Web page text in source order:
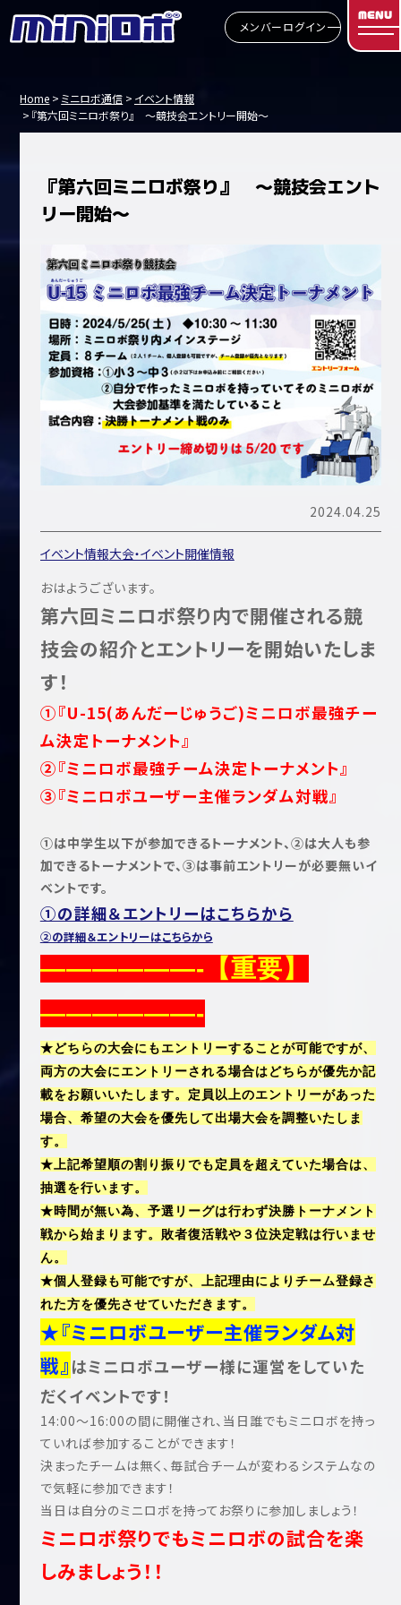
メンバーログイン
MENU
Home ミニロボ通信
イベント情報
『第六回ミニロボ祭り』 ～競技会エントリー開始～
『第六回ミニロボ祭り』 ～競技会エント
リー開始～
2024.04.25
イベント情報大会・イベント開催情報
おはようございます。
第六回ミニロボ祭り内で開催される競
技会の紹介とエントリーを開始いたしま
す！
①『U-15(あんだーじゅうご)ミニロボ最強チー
ム決定トーナメント』
②『ミニロボ最強チーム決定トーナメント』
③『ミニロボユーザー主催ランダム対戦』
①は中学生以下が参加できるトーナメント、②は大人も参
加できるトーナメントで、③は事前エントリーが必要無いイ
ベントです。
①の詳細＆エントリーはこちらから
②の詳細＆エントリーはこちらから
——————-【重要】
——————-
★どちらの大会にもエントリーすることが可能ですが、
両方の大会にエントリーされる場合はどちらが優先か記
載をお願いいたします。 定員以上のエントリーがあった
場合、希望の大会を優先して出場大会を調整いたしま
す。
★上記希望順の割り振りでも定員を超えていた場合は、
抽選を行います。
★時間が無い為、予選リーグは行わず決勝トーナメント
戦から始まります。敗者復活戦や３位決定戦は行いませ
ん。
★個人登録も可能ですが、上記理由によりチーム登録さ
れた方を優先させていただきます。
★『ミニロボユーザー主催ランダム対
戦』 はミニロボユーザー様に運営をしていた
だくイベントです！
14:00～16:00の間に開催され、当日誰でもミニロボを持っ
ていれば参加することができます！
決まったチームは無く、毎試合チームが変わるシステムなの
で気軽に参加できます！
当日は自分のミニロボを持ってお祭りに参加しましょう！
ミニロボ祭りでもミニロボの試合を楽
しみましょう！！